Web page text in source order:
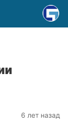
6 лет назад